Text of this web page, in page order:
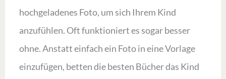
hochgeladenes Foto, um sich Ihrem Kind
anzufühlen. Oft funktioniert es sogar besser
ohne. Anstatt einfach ein Foto in eine Vorlage
einzufügen, betten die besten Bücher das Kind